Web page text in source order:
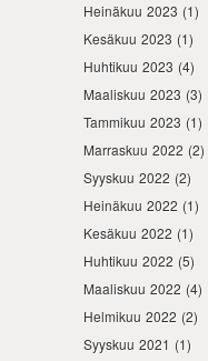
Heinäkuu 2023 (1)
Kesäkuu 2023 (1)
Huhtikuu 2023 (4)
Maaliskuu 2023 (3)
Tammikuu 2023 (1)
Marraskuu 2022 (2)
Syyskuu 2022 (2)
Heinäkuu 2022 (1)
Kesäkuu 2022 (1)
Huhtikuu 2022 (5)
Maaliskuu 2022 (4)
Helmikuu 2022 (2)
Syyskuu 2021 (1)